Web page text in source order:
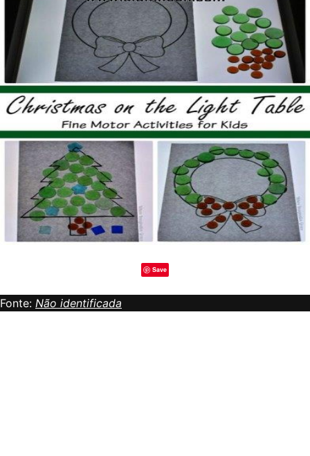
Save
Fonte: Não identificada